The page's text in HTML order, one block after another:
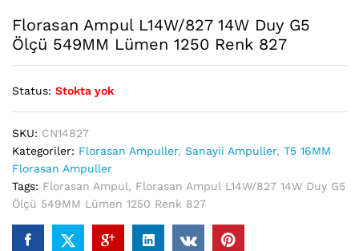
Florasan Ampul L14W/827 14W Duy G5
Ölçü 549MM Lümen 1250 Renk 827
Status: Stokta yok
SKU: CN14827
Kategoriler: Florasan Ampuller, Sanayii Ampuller, T5 16MM
Florasan Ampuller
Tags: Florasan Ampul, Florasan Ampul L14W/827 14W Duy G5
Ölçü 549MM Lümen 1250 Renk 827